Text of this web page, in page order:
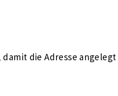
die Adresse angelegt